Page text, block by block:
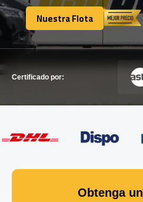
FLOTA
Nuestra Flota
Nuestra Flota
Certificado por:
Obtenga